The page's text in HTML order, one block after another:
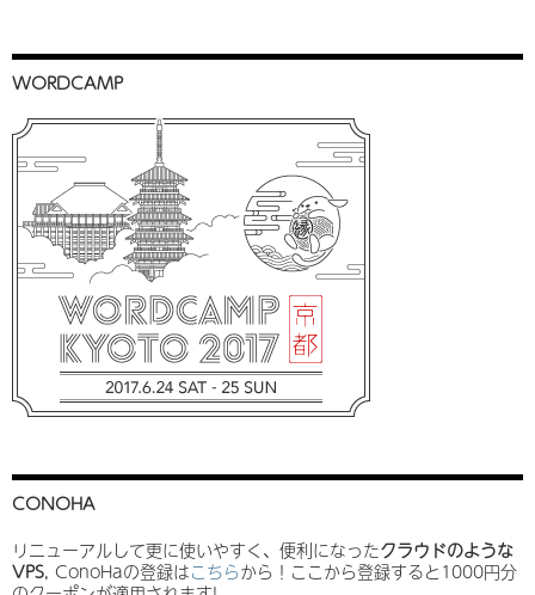
WORDCAMP
CONOHA
リニューアルして更に使いやすく、便利になったクラウドのような
VPS, ConoHaの登録はこちらから！ここから登録すると1000円分